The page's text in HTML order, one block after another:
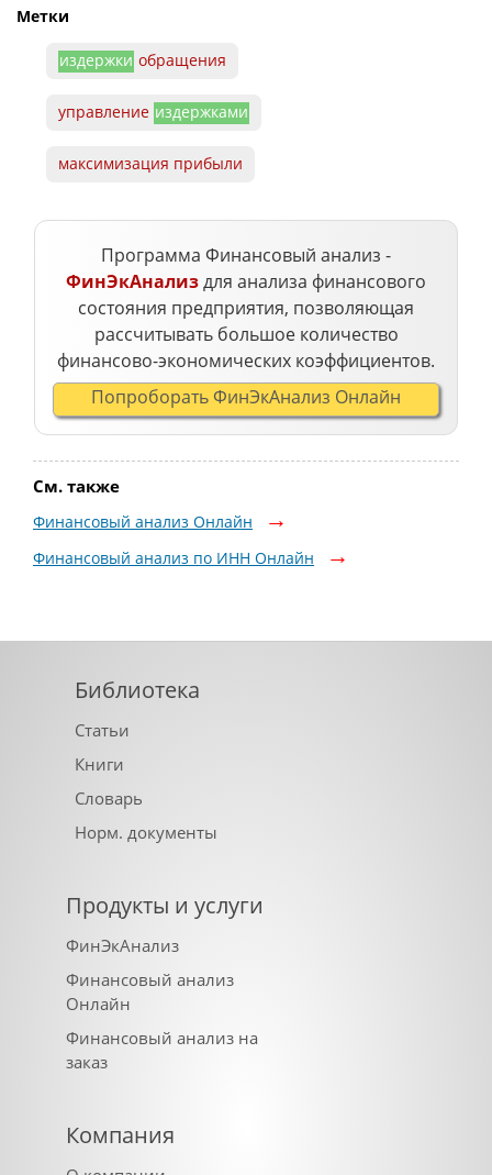
Метки
издержки обращения
управление издержками
максимизация прибыли
Программа Финансовый анализ -
ФинЭкАнализдля анализа финансового
состояния предприятия, позволяющая
рассчитывать большое количество
финансово-экономических коэффициентов.
Попроборать ФинЭкАнализ Онлайн
См. также
Финансовый анализ Онлайн
Финансовый анализ по ИНН Онлайн
Библиотека
Статьи
Книги
Словарь
Норм. документы
Продукты и услуги
ФинЭкАнализ
Финансовый анализ
Онлайн
Финансовый анализ на
заказ
Компания